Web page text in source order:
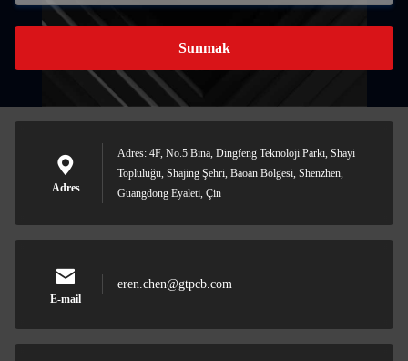
Sunmak
Adres
Adres: 4F, No.5 Bina, Dingfeng Teknoloji Parkı, Shayi
Topluluğu, Shajing Şehri, Baoan Bölgesi, Shenzhen,
Guangdong Eyaleti, Çin
E-mail
eren.chen@gtpcb.com